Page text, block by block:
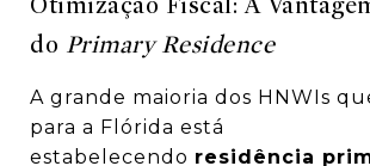
do Primary Residence
A grande maioria dos HNWIs
para a Flórida está
estabelecendo residência